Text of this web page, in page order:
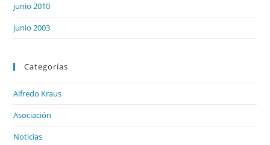
junio 2010
junio 2003
Categorías
Alfredo Kraus
Asociación
Noticias